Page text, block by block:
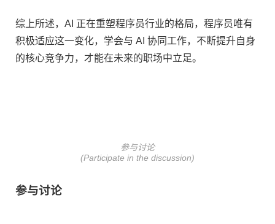
综上所述，AI 正在重塑程序员行业的格局，程序员唯有
积极适应这一变化，学会与 AI 协同工作，不断提升自身
的核心竞争力，才能在未来的职场中立足。
参与讨论
(Participate in the discussion)
参与讨论